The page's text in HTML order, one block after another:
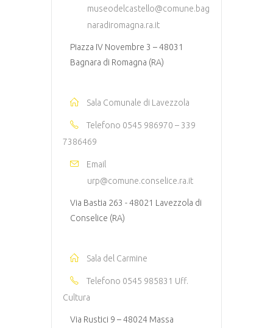
museodelcastello@comune.bag
naradiromagna.ra.it
Piazza IV Novembre 3 – 48031
Bagnara di Romagna (RA)
Sala Comunale di Lavezzola
Telefono 0545 986970 – 339
7386469
Email
urp@comune.conselice.ra.it
Via Bastia 263 - 48021 Lavezzola di
Conselice (RA)
Sala del Carmine
Telefono 0545 985831 Uff.
Cultura
Via Rustici 9 – 48024 Massa